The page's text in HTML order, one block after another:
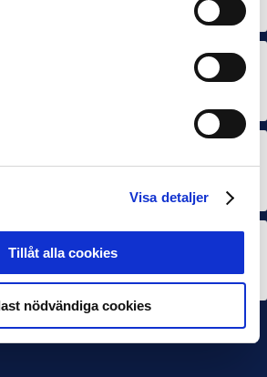
Visa detaljer
Tillåt alla cookies
nödvändiga cookies
Landskrona-priser när juni summeras
på Månadens Spelare i juni
TRÄNARE
på Månadens Tränare i juni
2026